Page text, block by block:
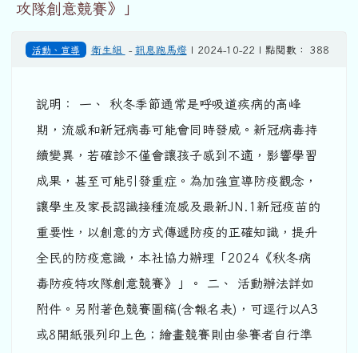
攻隊創意競賽》」
活動、宣導 衛生組 - 訊息跑馬燈| 2024-10-22 | 點閱數： 388
說明： 一、 秋冬季節通常是呼吸道疾病的高峰
期，流感和新冠病毒可能會同時發威。新冠病毒持
續變異，若確診不僅會讓孩子感到不適，影響學習
成果，甚至可能引發重症。為加強宣導防疫觀念，
讓學生及家長認識接種流感及最新JN.1新冠疫苗的
重要性，以創意的方式傳遞防疫的正確知識，提升
全民的防疫意識，本社協力辦理「2024《秋冬病
毒防疫特攻隊創意競賽》」。 二、 活動辦法詳如
附件。另附著色競賽圖稿(含報名表)，可逕行以A3
或8開紙張列印上色；繪畫競賽則由參賽者自行準